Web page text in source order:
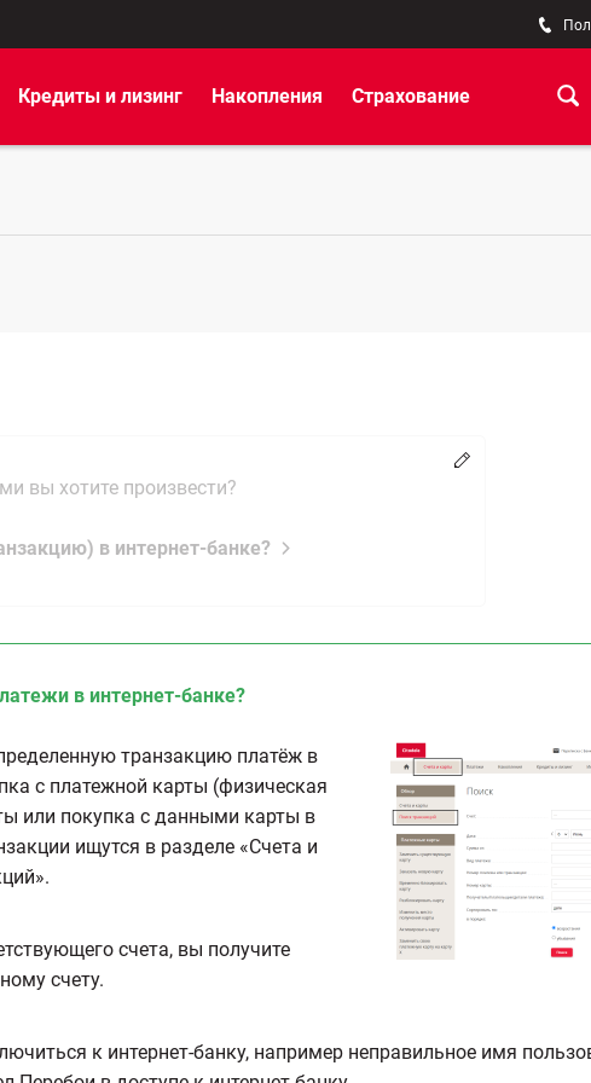
Кредиты и лизинг Накопления Страхование
Change
вы хотите произвести?
в интернет-банке?
в интернет-банке?
транзакцию платёж в
с платежной карты (физическая
или покупка с данными карты в
ищутся в разделе «Счета и
счета, вы получите
счету.
к интернет-банку, например неправильное имя